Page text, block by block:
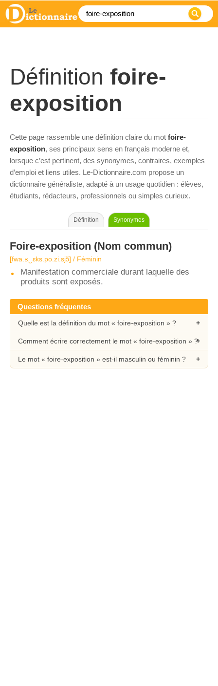
Définition foire-
exposition
Cette page rassemble une définition claire du mot foire-
exposition, ses principaux sens en français moderne et,
lorsque c’est pertinent, des synonymes, contraires, exemples
d’emploi et liens utiles. Le-Dictionnaire.com propose un
dictionnaire généraliste, adapté à un usage quotidien : élèves,
étudiants, rédacteurs, professionnels ou simples curieux.
Définition Synonymes
Foire-exposition (Nom commun)
[fwa.ʁ‿ɛks.po.zi.sjɔ̃] / Féminin
Manifestation commerciale durant laquelle des
produits sont exposés.
Questions fréquentes
Quelle est la définition du mot « foire-exposition » ?
Comment écrire correctement le mot « foire-exposition » ?
Le mot « foire-exposition » est-il masculin ou féminin ?